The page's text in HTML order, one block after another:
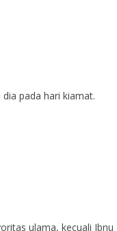
pada hari kiamat.
ulama, kecuali